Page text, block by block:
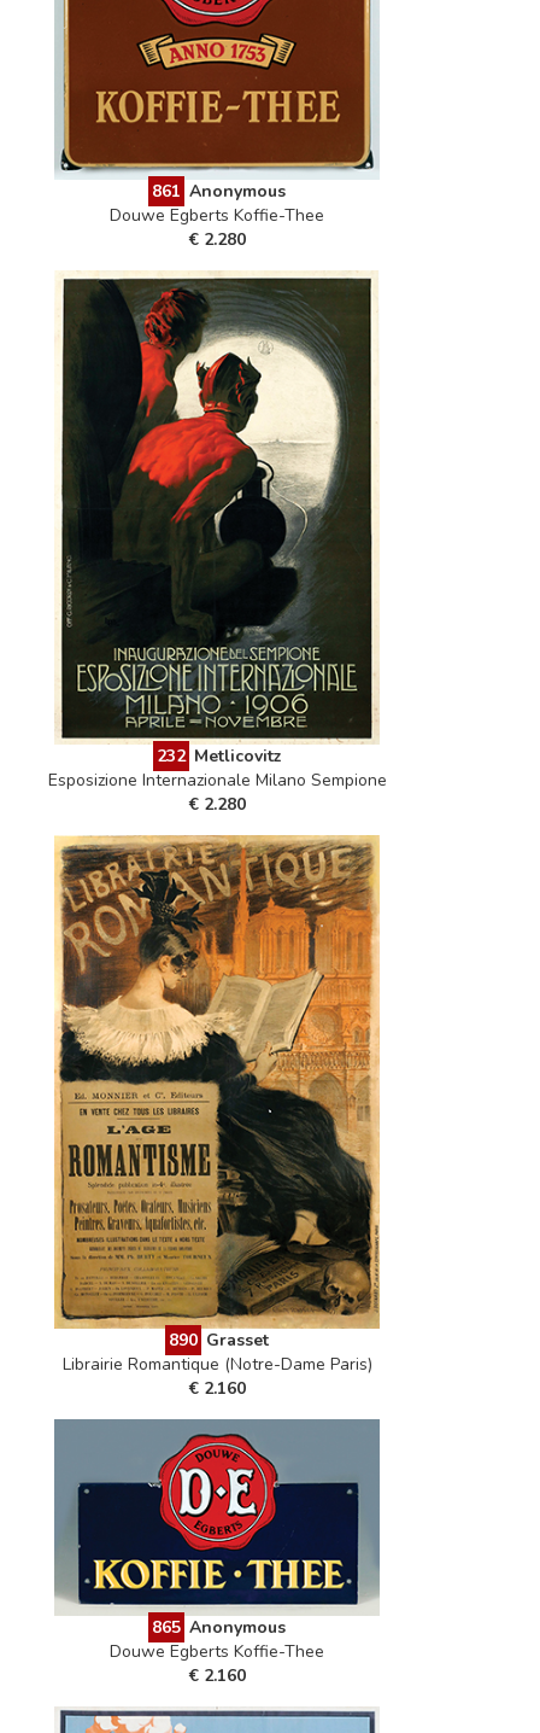
861 Anonymous
Douwe Egberts Koffie-Thee
€ 2.280
232 Metlicovitz
Esposizione Internazionale Milano Sempione
€ 2.280
890 Grasset
Librairie Romantique (Notre-Dame Paris)
€ 2.160
865 Anonymous
Douwe Egberts Koffie-Thee
€ 2.160